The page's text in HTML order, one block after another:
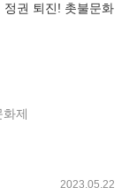
권 퇴진! 촛불문화
제
2023.05.22